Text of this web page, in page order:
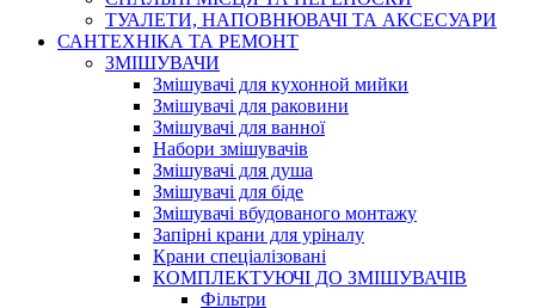
ТУАЛЕТИ, НАПОВНЮВАЧІ ТА АКСЕСУАРИ
САНТЕХНІКА ТА РЕМОНТ
ЗМІШУВАЧИ
Змішувачі для кухонной мийки
Змішувачі для раковини
Змішувачі для ванної
Набори змішувачів
Змішувачі для душа
Змішувачі для біде
Змішувачі вбудованого монтажу
Запірні крани для уріналу
Крани спеціалізовані
КОМПЛЕКТУЮЧІ ДО ЗМІШУВАЧІВ
Фільтри